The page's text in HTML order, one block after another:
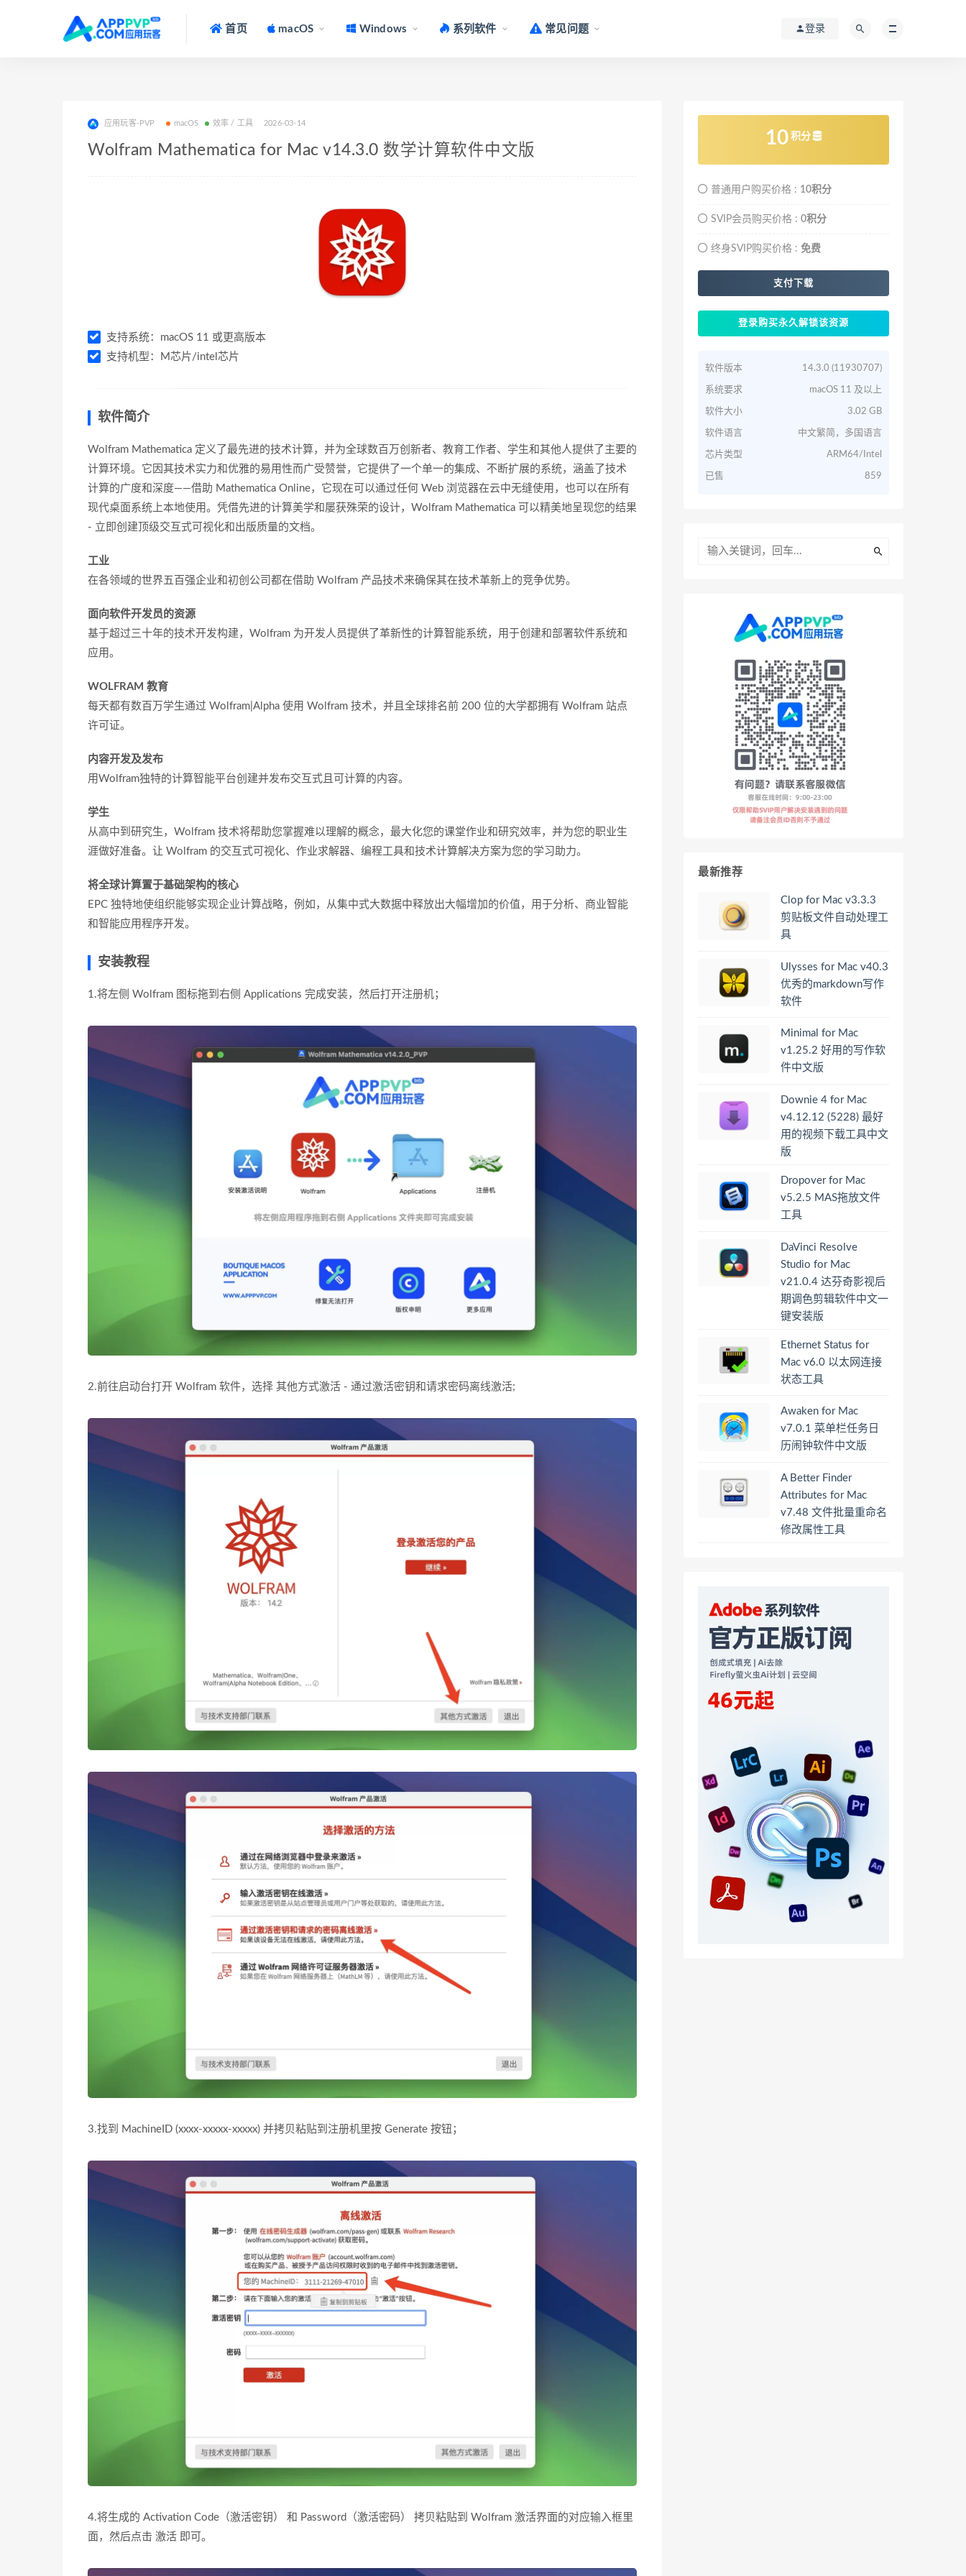
首页 macOS Windows 系列软件 常见问题 登录
应用玩客-PVP macOS 效率 / 工具 2026-03-14
Wolfram Mathematica for Mac v14.3.0 数学计算软件中文版
支持系统：macOS 11 或更高版本
支持机型：M芯片/intel芯片
软件简介
Wolfram Mathematica 定义了最先进的技术计算，并为全球数百万创新者、教育工作者、学生和其他人提供了主要的
计算环境。它因其技术实力和优雅的易用性而广受赞誉，它提供了一个单一的集成、不断扩展的系统，涵盖了技术
计算的广度和深度——借助 Mathematica Online，它现在可以通过任何 Web 浏览器在云中无缝使用，也可以在所有
现代桌面系统上本地使用。凭借先进的计算美学和屡获殊荣的设计，Wolfram Mathematica 可以精美地呈现您的结果
- 立即创建顶级交互式可视化和出版质量的文档。
工业
在各领域的世界五百强企业和初创公司都在借助 Wolfram 产品技术来确保其在技术革新上的竞争优势。
面向软件开发员的资源
基于超过三十年的技术开发构建，Wolfram 为开发人员提供了革新性的计算智能系统，用于创建和部署软件系统和
应用。
WOLFRAM 教育
每天都有数百万学生通过 Wolfram|Alpha 使用 Wolfram 技术，并且全球排名前 200 位的大学都拥有 Wolfram 站点
许可证。
内容开发及发布
用Wolfram独特的计算智能平台创建并发布交互式且可计算的内容。
学生
从高中到研究生，Wolfram 技术将帮助您掌握难以理解的概念，最大化您的课堂作业和研究效率，并为您的职业生
涯做好准备。让 Wolfram 的交互式可视化、作业求解器、编程工具和技术计算解决方案为您的学习助力。
将全球计算置于基础架构的核心
EPC 独特地使组织能够实现企业计算战略，例如，从集中式大数据中释放出大幅增加的价值，用于分析、商业智能
和智能应用程序开发。
安装教程
1.将左侧 Wolfram 图标拖到右侧 Applications 完成安装，然后打开注册机；
2.前往启动台打开 Wolfram 软件，选择 其他方式激活 - 通过激活密钥和请求密码离线激活;
3.找到 MachineID (xxxx-xxxxx-xxxxx) 并拷贝粘贴到注册机里按 Generate 按钮；
4.将生成的 Activation Code（激活密钥） 和 Password（激活密码） 拷贝粘贴到 Wolfram 激活界面的对应输入框里
面，然后点击 激活 即可。
10 积分
普通用户购买价格 : 10积分
SVIP会员购买价格 : 0积分
终身SVIP购买价格 : 免费
支付下载
登录购买永久解锁该资源
软件版本 14.3.0 (11930707)
系统要求 macOS 11 及以上
软件大小 3.02 GB
软件语言 中文繁简，多国语言
芯片类型 ARM64/Intel
已售 859
最新推荐
Clop for Mac v3.3.3
剪贴板文件自动处理工
具
Ulysses for Mac v40.3
优秀的markdown写作
软件
Minimal for Mac
v1.25.2 好用的写作软
件中文版
Downie 4 for Mac
v4.12.12 (5228) 最好
用的视频下载工具中文
版
Dropover for Mac
v5.2.5 MAS拖放文件
工具
DaVinci Resolve
Studio for Mac
v21.0.4 达芬奇影视后
期调色剪辑软件中文一
键安装版
Ethernet Status for
Mac v6.0 以太网连接
状态工具
Awaken for Mac
v7.0.1 菜单栏任务日
历闹钟软件中文版
A Better Finder
Attributes for Mac
v7.48 文件批量重命名
修改属性工具